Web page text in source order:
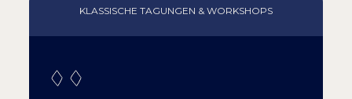
KLASSISCHE TAGUNGEN & WORKSHOPS